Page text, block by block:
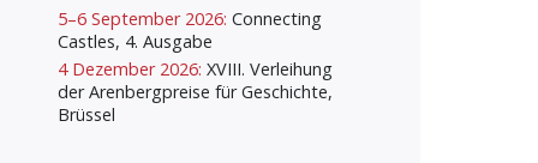
5–6 September 2026: Connecting
Castles, 4. Ausgabe
4 Dezember 2026: XVIII. Verleihung
der Arenbergpreise für Geschichte,
Brüssel